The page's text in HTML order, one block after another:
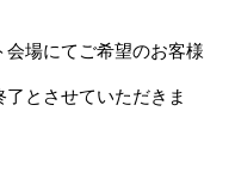
場にてご希望のお客様
とさせていただきま